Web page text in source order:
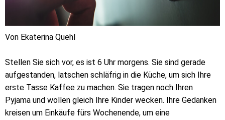
Von Ekaterina Quehl
Stellen Sie sich vor, es ist 6 Uhr morgens. Sie sind gerade
aufgestanden, latschen schläfrig in die Küche, um sich Ihre
erste Tasse Kaffee zu machen. Sie tragen noch Ihren
Pyjama und wollen gleich Ihre Kinder wecken. Ihre Gedanken
kreisen um Einkäufe fürs Wochenende, um eine